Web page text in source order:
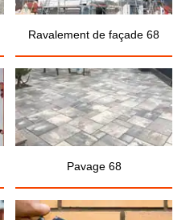
Ravalement de façade 68
Pavage 68